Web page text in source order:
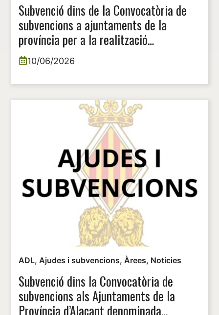
Subvenció dins de la Convocatòria de
subvencions a ajuntaments de la
província per a la realització
d’activitats culturals, musicals i
escèniques, anualitat 2026.
10/06/2026
ADL, Ajudes i subvencions, Àrees, Notícies
Subvenció dins la Convocatòria de
subvencions als Ajuntaments de la
Província d’Alacant denominada